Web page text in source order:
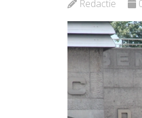
Redactie
Bekijk de pagina